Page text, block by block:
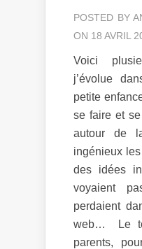
POSTED BY
ON 18 AVRIL
Voici
j’évolue
petite
se faire et
autour de
ingénieux
des idées
voyaient
perdaient
web… Le
parents,